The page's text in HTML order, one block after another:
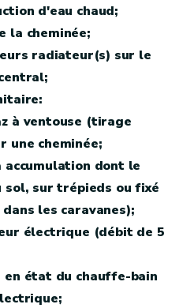
d'eau chaud;
la cheminée;
radiateur(s) sur le
à ventouse (tirage
une cheminée;
dont le
sol, sur trépieds ou fixé
les caravanes);
électrique (débit de 5
état du chauffe-bain